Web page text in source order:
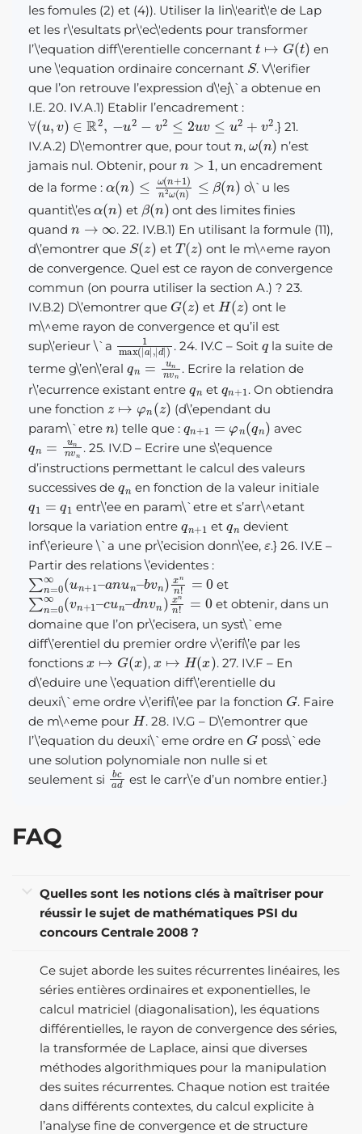
les fomules (2) et (4)). Utiliser la lin\'earit\'e de Lap
et les r\'esultats pr\'ec\'edents pour transformer
l’\'equation diff\'erentielle concernant
t (t)
en
une \'equation ordinaire concernant
S
. V\'erifier
que l’on retrouve l’expression d\'ej\`a obtenue en
I.E. 20. IV.A.1) Etablir l’encadrement :
∀( ) R2, − 2 v ≤ v
.} 21.
IV.A.2) D\'emontrer que, pour tout
,
ω ( n)
n’est
jamais nul. Obtenir, pour
, un encadrement
de la forme :
(n ) ω n+1)n ω (n ≤ β( n
o\`u les
quantit\’es
(n )
et
β(n)
ont des limites finies
quand
n ∞
. 22. IV.B.1) En utilisant la formule (11),
d\’emontrer que
S( )
et
T(z )
ont le m\^eme rayon
de convergence. Quel est ce rayon de convergence
commun (on pourra utiliser la section A.) ? 23.
IV.B.2) D\’emontrer que
G( )
et
H(z )
ont le
m\^eme rayon de convergence et qu’il est
sup\’erieur \`a
max |d
. 24. IV.C – Soit
la suite de
terme g\’en\’eral
qn=un
. Ecrire la relation de
r\’ecurrence existant entre
et
. On obtiendra
une fonction
z↦φn( z)
(d\’ependant du
param\`etre
n
) telle que :
qn+1=φn(qn)
avec
qn=un nv n
. 25. IV.D – Ecrire une s\’equence
d’instructions permettant le calcul des valeurs
successives de
en fonction de la valeur initiale
entr\’ee en param\`etre et s’arr\^etant
lorsque la variation entre
q
et
devient
inf\’erieure \`a une pr\’ecision donn\’ee,
.} 26. IV.E –
Partir des relations \’evidentes :
∑n= ∞ u –
bvn x
et
∑n=0∞ (v n un
dnvn) nn
et obtenir, dans un
domaine que l’on pr\’ecisera, un syst\`eme
diff\’erentiel du premier ordre v\’erifi\’e par les
fonctions
x↦G(x)
,
x↦ H(x)
. 27. IV.F – En
d\’eduire une \’equation diff\’erentielle du
deuxi\`eme ordre v\’erifi\’ee par la fonction
G
. Faire
de m\^eme pour
H
. 28. IV.G – D\’emontrer que
l’\’equation du deuxi\`eme ordre en
G
poss\`ede
une solution polynomiale non nulle si et
seulement si
bcad
est le carr\’e d’un nombre entier.}
FAQ
Quelles sont les notions clés à maîtriser pour
réussir le sujet de mathématiques PSI du
concours Centrale 2008 ?
Ce sujet aborde les suites récurrentes linéaires, les
séries entières ordinaires et exponentielles, le
calcul matriciel (diagonalisation), les équations
différentielles, le rayon de convergence des séries,
la transformée de Laplace, ainsi que diverses
méthodes algorithmiques pour la manipulation
des suites récurrentes. Chaque notion est traitée
dans différents contextes, du calcul explicite à
l’analyse fine de convergence et de structure